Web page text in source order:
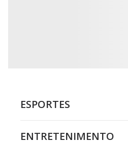
ESPORTES
ENTRETENIMENTO